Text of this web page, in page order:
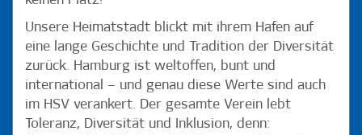
Unsere Heimatstadt blickt mit ihrem Hafen auf
eine lange Geschichte und Tradition der Diversität
zurück. Hamburg ist weltoffen, bunt und
international – und genau diese Werte sind auch
im HSV verankert. Der gesamte Verein lebt
Toleranz, Diversität und Inklusion, denn: